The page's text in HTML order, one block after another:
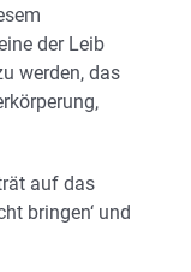
der Leib
werden, das
auf das
bringen‘ und